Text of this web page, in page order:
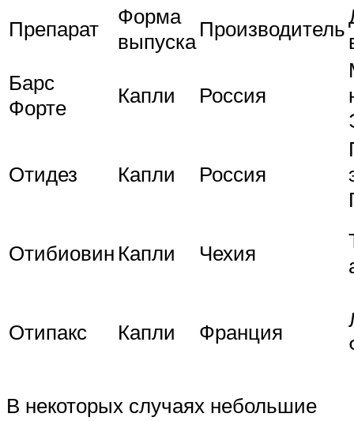
Препарат
Форма
выпускаПроизводитель
Барс
Форте
Капли Россия
Отидез Капли Россия
Отибиовин Капли Чехия
Отипакс Капли Франция
В некоторых случаях небольшие